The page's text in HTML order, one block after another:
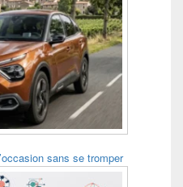
sans se tromper